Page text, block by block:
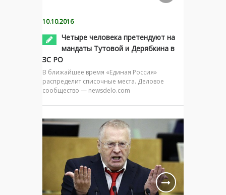
10.10.2016
Четыре человека претендуют на
мандаты Тутовой и Дерябкина в
ЗС РО
В ближайшее время «Единая Россия»
распределит списочные места. Деловое
сообщество — newsdelo.com